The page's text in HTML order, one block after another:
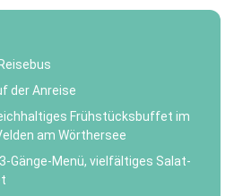
der Anreise
Frühstücksbuffet im
am Wörthersee
Gänge-Menü, vielfältiges Salat-